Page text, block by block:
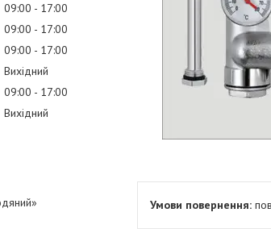
09:00
17:00
09:00
17:00
09:00
17:00
Вихідний
09:00
17:00
Вихідний